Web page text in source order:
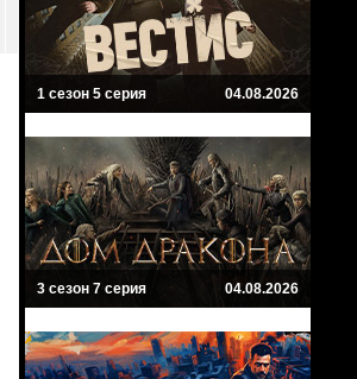
1 сезон 5 серия 04.08.2026
3 сезон 7 серия 04.08.2026